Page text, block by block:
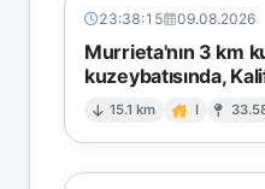
23:38:15 09.08.2026
Murrieta'nın 3 km
kuzeybatısında,
15.1 km I